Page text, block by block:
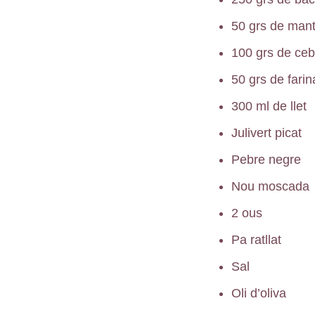
50 grs de
100 grs de
50 grs de
300 ml de llet
Julivert picat
Pebre negre
Nou moscada
2 ous
Pa ratllat
Sal
Oli d’oliva